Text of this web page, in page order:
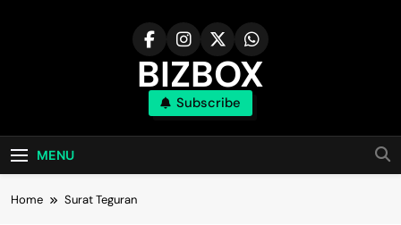
BIZBOX
Bizbox – Media Informasi Terkini
Subscribe
MENU
Home Surat Teguran